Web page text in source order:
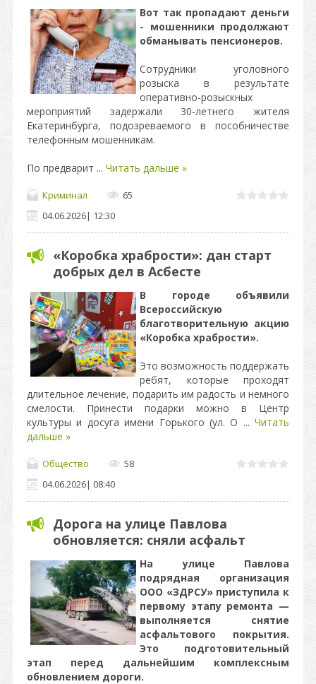
Вот так пропадают деньги
- мошенники продолжают
обманывать пенсионеров.
Сотрудники уголовного
розыска в результате
оперативно-розыскных
мероприятий задержали 30-летнего жителя
Екатеринбурга, подозреваемого в пособничестве
телефонным мошенникам.
По предварит ... Читать дальше »
Криминал
65
04.06.2026| 12:30
«Коробка храбрости»: дан старт
добрых дел в Асбесте
В городе объявили
Всероссийскую
благотворительную акцию
«Коробка храбрости».
Это возможность поддержать
ребят, которые проходят
длительное лечение, подарить им радость и немного
смелости. Принести подарки можно в Центр
культуры и досуга имени Горького (ул. О ... Читать
дальше »
Общество
58
04.06.2026| 08:40
Дорога на улице Павлова
обновляется: сняли асфальт
На улице Павлова
подрядная организация
ООО «ЗДРСУ» приступила к
первому этапу ремонта —
выполняется снятие
асфальтового покрытия.
Это подготовительный
этап перед дальнейшим комплексным
обновлением дороги.